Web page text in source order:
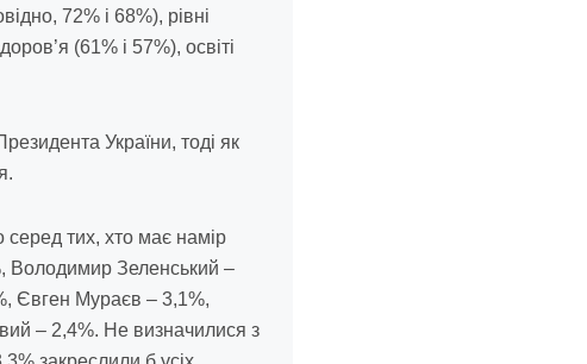
72% і 68%), рівні
(61% і 57%), освіті
України, тоді як
тих, хто має намір
Володимир Зеленський –
Євген Мураєв – 3,1%,
– 2,4%. Не визначилися з